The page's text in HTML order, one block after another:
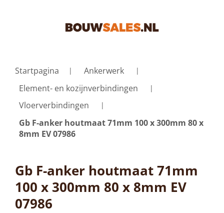
Startpagina
Ankerwerk
Element- en kozijnverbindingen
Vloerverbindingen
Gb F-anker houtmaat 71mm 100 x 300mm 80 x
8mm EV 07986
Gb F-anker houtmaat 71mm
100 x 300mm 80 x 8mm EV
07986